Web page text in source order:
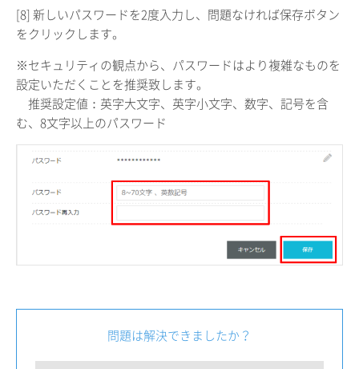
[8] 新しいパスワードを2度入力し、問題なければ保存ボタン
をクリックします。
※セキュリティの観点から、パスワードはより複雑なものを
設定いただくことを推奨致します。
推奨設定値：英字大文字、英字小文字、数字、記号を含
む、8文字以上のパスワード
問題は解決できましたか？